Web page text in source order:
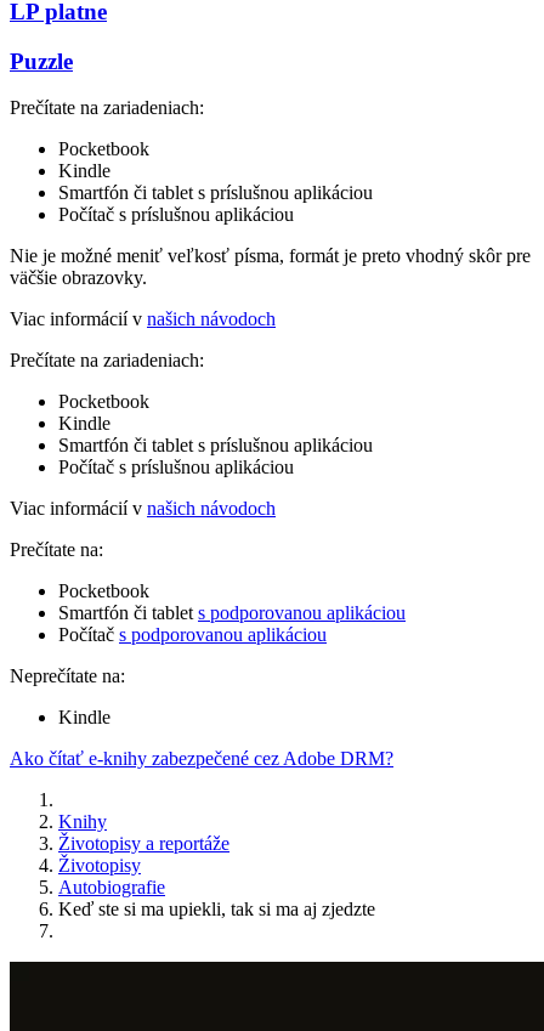
LP platne
Puzzle
Prečítate na zariadeniach:
Pocketbook
Kindle
Smartfón či tablet s príslušnou aplikáciou
Počítač s príslušnou aplikáciou
Nie je možné meniť veľkosť písma, formát je preto vhodný skôr pre
väčšie obrazovky.
Viac informácií v našich návodoch
Prečítate na zariadeniach:
Pocketbook
Kindle
Smartfón či tablet s príslušnou aplikáciou
Počítač s príslušnou aplikáciou
Viac informácií v našich návodoch
Prečítate na:
Pocketbook
Smartfón či tablet s podporovanou aplikáciou
Počítač s podporovanou aplikáciou
Neprečítate na:
Kindle
Ako čítať e-knihy zabezpečené cez Adobe DRM?
Knihy
Životopisy a reportáže
Životopisy
Autobiografie
Keď ste si ma upiekli, tak si ma aj zjedzte